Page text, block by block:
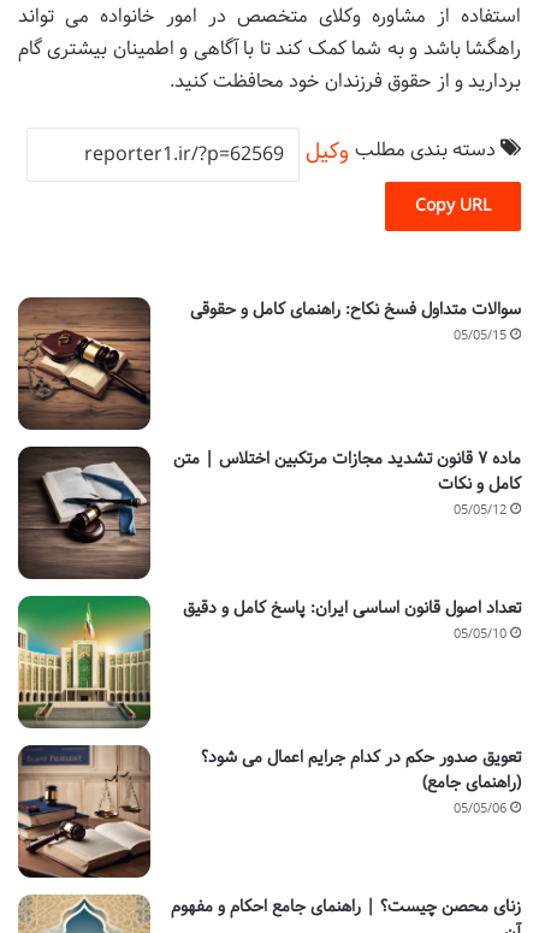
استفاده از مشاوره وکلای متخصص در امور خانواده می تواند
راهگشا باشد و به شما کمک کند تا با آگاهی و اطمینان بیشتری گام
بردارید و از حقوق فرزندان خود محافظت کنید.
دسته بندی مطلب وکیل
Copy URL
سوالات متداول فسخ نکاح: راهنمای کامل و حقوقی
05/05/15
ماده ۷ قانون تشدید مجازات مرتکبین اختلاس | متن
کامل و نکات
05/05/12
تعداد اصول قانون اساسی ایران: پاسخ کامل و دقیق
05/05/10
تعویق صدور حکم در کدام جرایم اعمال می شود؟
(راهنمای جامع)
05/05/06
زنای محصن چیست؟ | راهنمای جامع احکام و مفهوم